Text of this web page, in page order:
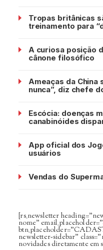
Tropas britânicas
treinamento para
A curiosa posição
cânone filosófico
Ameaças da China
nunca”, diz chefe
Escócia: doenças
canabinóides
App oficial dos
usuários
Vendas do
[rs_newsletter
nome”
newsletter-sidebar”
novidades diretamente em